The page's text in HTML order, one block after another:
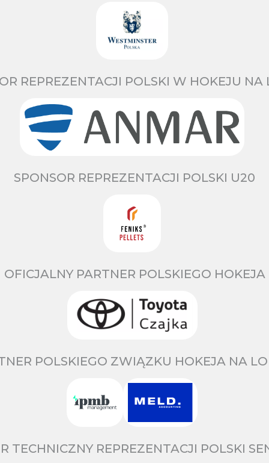
REPREZENTACJI POLSKI W HOKEJU NA
SPONSOR REPREZENTACJI POLSKI U20
OFICJALNY PARTNER POLSKIEGO HOKEJA
POLSKIEGO ZWIĄZKU HOKEJA NA
TECHNICZNY REPREZENTACJI POLSKI